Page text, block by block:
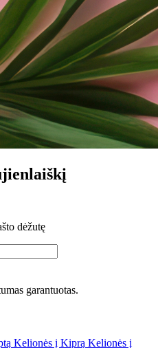
dėžutę
garantuotas.
Kelionės į Kiprą Kelionės į